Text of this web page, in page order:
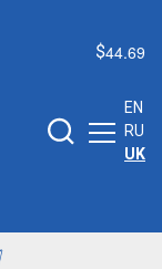
44.69
EN
RU
UK